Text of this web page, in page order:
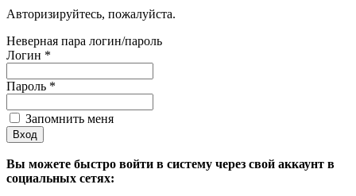
Авторизируйтесь, пожалуйста.
Неверная пара логин/пароль
Логин *
Пароль *
Запомнить меня
Вы можете быстро войти в систему через свой аккаунт в
социальных сетях: